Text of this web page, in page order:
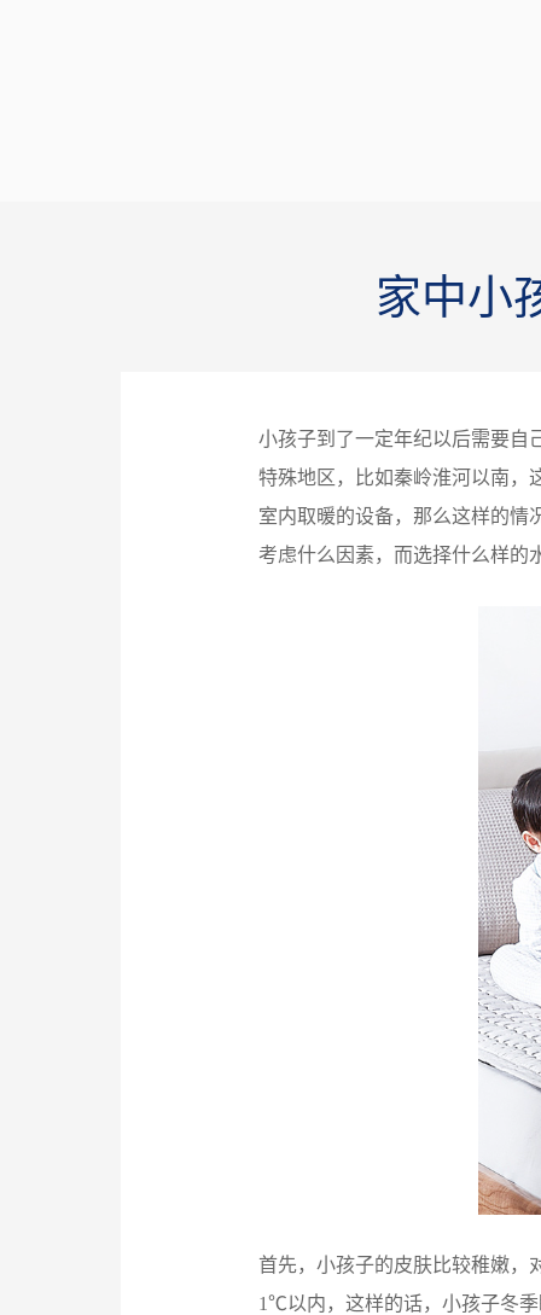
家中小
小孩子到了一定年纪以后需要自
特殊地区，比如秦岭淮河以南，
室内取暖的设备，那么这样的情
考虑什么因素，而选择什么样的
首先，小孩子的皮肤比较稚嫩，
1℃以内，这样的话，小孩子冬